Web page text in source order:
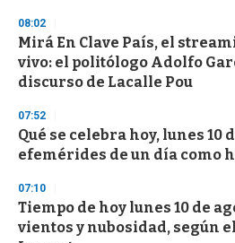
08:02
Mirá En Clave País, el
vivo: el politólogo Adolfo
discurso de Lacalle Pou
07:52
Qué se celebra hoy, lunes 10
efemérides de un día como
07:10
Tiempo de hoy lunes 10 de
vientos y nubosidad, según